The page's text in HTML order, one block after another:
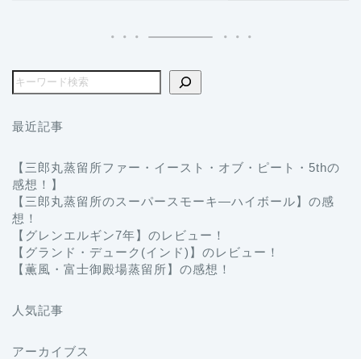
最近記事
【三郎丸蒸留所ファー・イースト・オブ・ピート・5thの
感想！】
【三郎丸蒸留所のスーパースモーキ―ハイボール】の感
想！
【グレンエルギン7年】のレビュー！
【グランド・デューク(インド)】のレビュー！
【薫風・富士御殿場蒸留所】の感想！
人気記事
アーカイブス